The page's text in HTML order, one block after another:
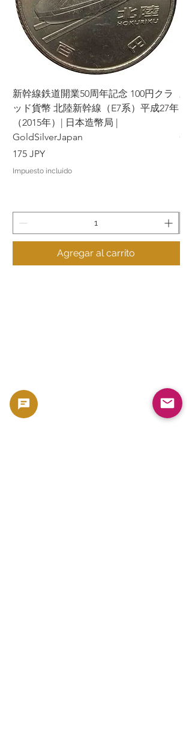
新幹線鉄道開業50周年記念 100円クラ
ッド貨幣 北陸新幹線（E7系）平成27年
（2015年）| 日本造幣局 |
GoldSilverJapan
Precio
175 JPY
Impuesto incluido
Agregar al carrito